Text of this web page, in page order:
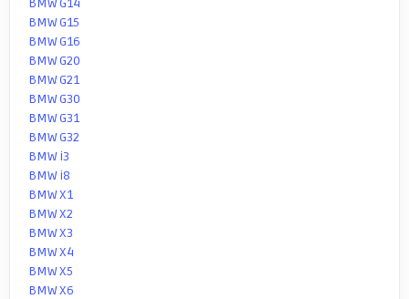
BMW G14
BMW G15
BMW G16
BMW G20
BMW G21
BMW G30
BMW G31
BMW G32
BMW i3
BMW i8
BMW X1
BMW X2
BMW X3
BMW X4
BMW X5
BMW X6